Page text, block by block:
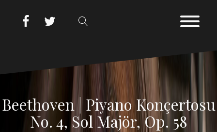
Beethoven | Piyano Konçertosu
No. 4, Sol Majör, Op. 58